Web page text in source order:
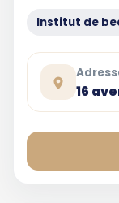
Institut de
16